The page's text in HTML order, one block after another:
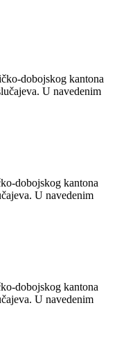
dobojskog kantona
U navedenim
dobojskog kantona
U navedenim
dobojskog kantona
U navedenim